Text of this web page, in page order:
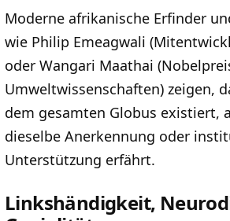
Moderne afrikanische Erfinder
wie Philip Emeagwali
oder Wangari Maathai
Umweltwissenschaften) zeigen,
dem gesamten Globus existiert,
dieselbe Anerkennung oder
Unterstützung erfährt.
Linkshändigkeit,